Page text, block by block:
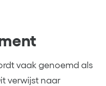
vaak genoemd als
verwijst naar